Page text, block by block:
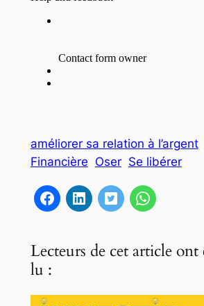
améliorer sa relation à l’argent
Financière Oser Se libérer
Lecteurs de cet article ont
lu :